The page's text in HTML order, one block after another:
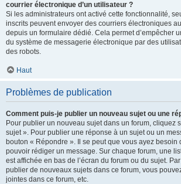
courrier électronique d’un utilisateur ?
Si les administrateurs ont activé cette fonctionnalité,
inscrits peuvent envoyer des courriers électroniques
depuis un formulaire dédié. Cela permet d’empêcher
du système de messagerie électronique par des
des robots.
Haut
Problèmes de publication
Comment puis-je publier un nouveau sujet ou une
Pour publier un nouveau sujet dans un forum, cliquez
sujet ». Pour publier une réponse à un sujet ou un
bouton « Répondre ». Il se peut que vous ayez besoin
pouvoir rédiger un message. Sur chaque forum, une
est affichée en bas de l’écran du forum ou du sujet.
publier de nouveaux sujets dans ce forum, vous
jointes dans ce forum, etc.